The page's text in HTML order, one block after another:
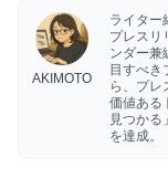
AKIMOTO
ライター
プレスリ
ンダー兼
目すべき
ら、プレ
価値ある
見つかる
を達成。